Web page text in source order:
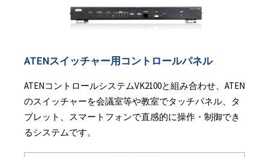
ATENスイッチャー用コントロールパネル
ATENコントロールシステムVK2100と組み合わせ、ATEN
のスイッチャーを会議室等や教室でタッチパネル、タ
ブレット、スマートフォンで直感的に操作・制御でき
るシステムです。